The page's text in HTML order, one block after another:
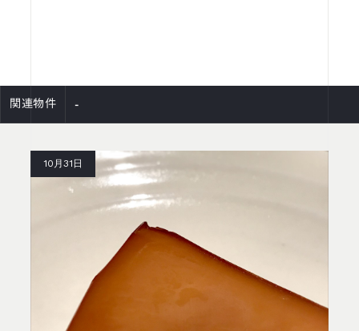
関連物件 -
10月31日